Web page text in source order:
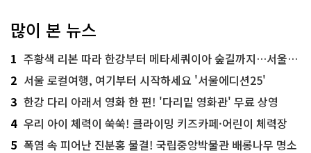
많이 본 뉴스
1 주황색 리본 따라 한강부터 메타세쿼이아 숲길까지…서울둘레길 15코스
2 서울 로컬여행, 여기부터 시작하세요 '서울에디션25'
3 한강 다리 아래서 영화 한 편! '다리밑 영화관' 무료 상영
4 우리 아이 체력이 쑥쑥! 클라이밍 키즈카페·어린이 체력장
5 폭염 속 피어난 진분홍 물결! 국립중앙박물관 배롱나무 명소